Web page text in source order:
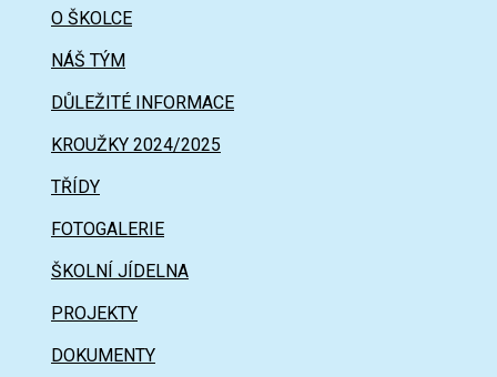
O ŠKOLCE
NÁŠ TÝM
DŮLEŽITÉ INFORMACE
KROUŽKY 2024/2025
TŘÍDY
FOTOGALERIE
ŠKOLNÍ JÍDELNA
PROJEKTY
DOKUMENTY